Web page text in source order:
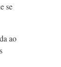
se
ao